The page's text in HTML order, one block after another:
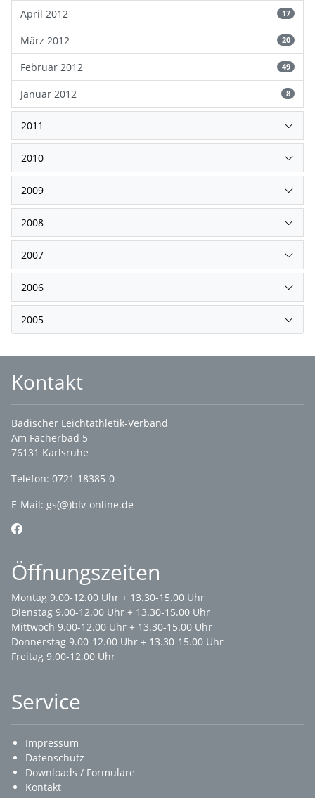
April 2012 17
März 2012 20
Februar 2012 49
Januar 2012 8
2011
2010
2009
2008
2007
2006
2005
Kontakt
Badischer Leichtathletik-Verband
Am Fächerbad 5
76131 Karlsruhe
Telefon: 0721 18385-0
E-Mail: gs(@)blv-online.de
Öffnungszeiten
Montag 9.00-12.00 Uhr + 13.30-15.00 Uhr
Dienstag 9.00-12.00 Uhr + 13.30-15.00 Uhr
Mittwoch 9.00-12.00 Uhr + 13.30-15.00 Uhr
Donnerstag 9.00-12.00 Uhr + 13.30-15.00 Uhr
Freitag 9.00-12.00 Uhr
Service
Impressum
Datenschutz
Downloads / Formulare
Kontakt